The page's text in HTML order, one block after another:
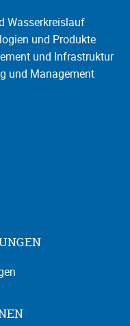
Wasserkreislauf
und Produkte
und Infrastruktur
und Management